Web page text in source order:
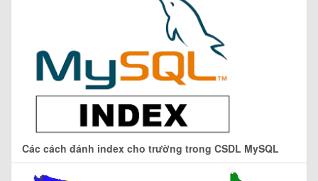
Các cách đánh index cho trường trong CSDL MySQL